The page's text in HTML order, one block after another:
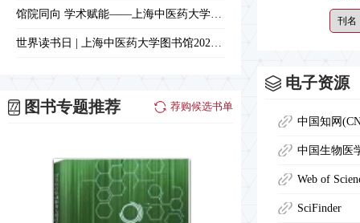
馆院同向 学术赋能——上海中医药大学图书馆曙光分馆揭牌成立
世界读书日 | 上海中医药大学图书馆2025年度报告
图书专题推荐 荐购候选书单
电子资源
中国知网
中国生物医
Web of
SciFinder